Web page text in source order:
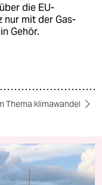
die EU-
nur mit der Gas-
Gehör.
Thema klimawandel